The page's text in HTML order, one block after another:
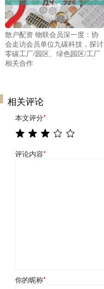
散户配资 物联会员深一度：协
会走访会员单位九碳科技，探讨
零碳工厂/园区、绿色园区/工厂
相关合作
相关评论
本文评分*
评论内容*
你的昵称*